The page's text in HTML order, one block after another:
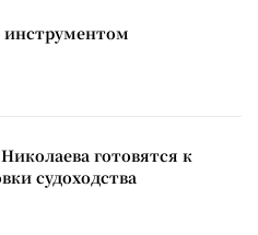
инструментом
готовятся к
судоходства